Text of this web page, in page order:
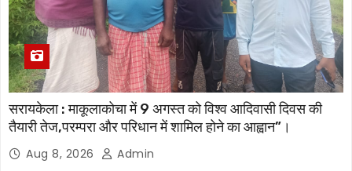
सरायकेला : माकूलाकोचा में 9 अगस्त को विश्व आदिवासी दिवस की
तैयारी तेज,परम्परा और परिधान में शामिल होने का आह्वान”।
Aug 8, 2026 Admin